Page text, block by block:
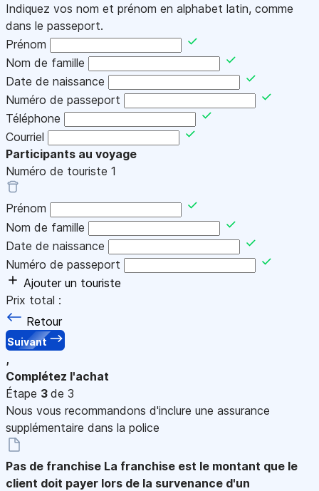
Indiquez vos nom et prénom en alphabet latin, comme
dans le passeport.
Prénom
Nom de famille
Date de naissance
Numéro de passeport
Téléphone
Courriel
Participants au voyage
Numéro de touriste 1
Prénom
Nom de famille
Date de naissance
Numéro de passeport
Ajouter un touriste
Prix total :
Retour
Suivant
,
Complétez l'achat
Étape 3 de 3
Nous vous recommandons d'inclure une assurance
supplémentaire dans la police
Pas de franchise La franchise est le montant que le
client doit payer lors de la survenance d'un